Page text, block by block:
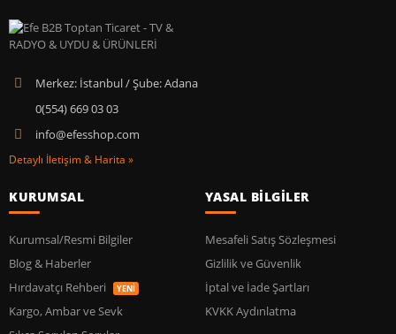
Merkez: İstanbul / Şube: Adana
0(554) 669 03 03
info@efesshop.com
Detaylı İletişim & Harita »
KURUMSAL
Kurumsal/Resmi Bilgiler
Blog & Haberler
Hırdavatçı Rehberi
YENİ
Kargo, Ambar ve Sevk
YASAL BİLGİLER
Mesafeli Satış Sözleşmesi
Gizlilik ve Güvenlik
İptal ve İade Şartları
KVKK Aydınlatma